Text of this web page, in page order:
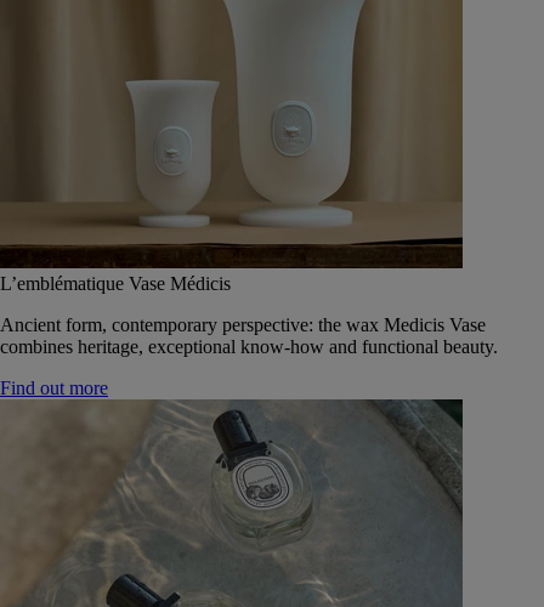
L’emblématique Vase Médicis
Ancient form, contemporary perspective: the wax Medicis Vase
combines heritage, exceptional know-how and functional beauty.
Find out more